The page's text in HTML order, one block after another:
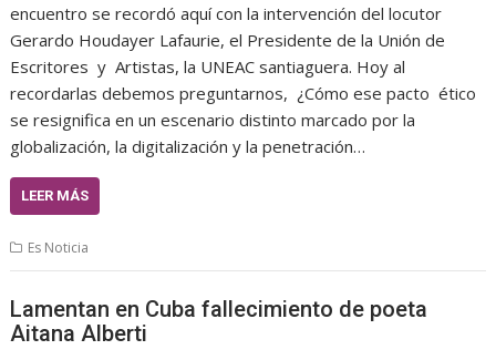
encuentro se recordó aquí con la intervención del locutor
Gerardo Houdayer Lafaurie, el Presidente de la Unión de
Escritores y Artistas, la UNEAC santiaguera. Hoy al
recordarlas debemos preguntarnos, ¿Cómo ese pacto ético
se resignifica en un escenario distinto marcado por la
globalización, la digitalización y la penetración…
LEER MÁS
Es Noticia
Lamentan en Cuba fallecimiento de poeta
Aitana Alberti